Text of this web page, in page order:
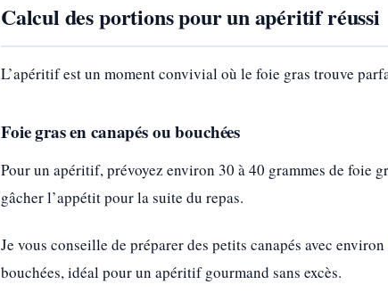
Calcul des portions pour un apéritif réussi
L’apéritif est un moment convivial où le foie gras trouve
Foie gras en canapés ou bouchées
Pour un apéritif, prévoyez environ 30 à 40 grammes de foie
gâcher l’appétit pour la suite du repas.
Je vous conseille de préparer des petits canapés avec
bouchées, idéal pour un apéritif gourmand sans excès.